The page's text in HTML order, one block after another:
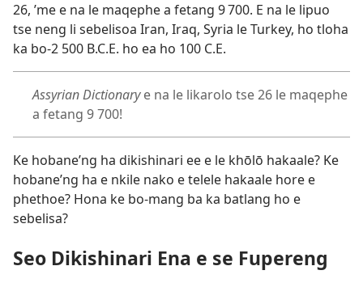
26, ’me e na le maqephea fetang 9 700. E na le lipuo
tse neng li sebelisoa Iran, Iraq, Syria le Turkey, ho tloha
ka bo-2 500 B.C.E. ho ea ho 100 C.E.
Assyrian Dictionarye na le likarolo tse 26 le maqephe
a fetang 9 700!
Ke hobane’ng ha dikishinari ee e le khōlō hakaale? Ke
hobane’ng ha e nkile nako e telele hakaale hore e
phethoe? Hona ke bo-mang ba ka batlang ho e
sebelisa?
Seo Dikishinari Ena e se Fupereng